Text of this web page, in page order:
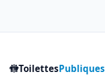
🚻ToilettesPubliques